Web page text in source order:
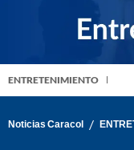
ENTRETENIMIENTO
Noticias Caracol /